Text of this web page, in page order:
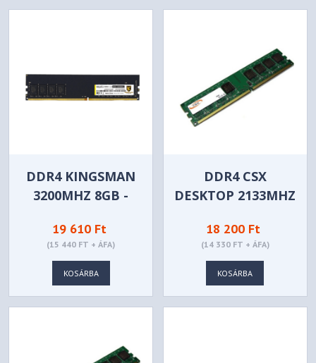
DDR4 KINGSMAN
3200MHZ 8GB -
19 610 Ft
(15 440 FT + ÁFA)
KOSÁRBA
DDR4 CSX
DESKTOP 2133MHZ
CSXD4LO2133-1R8-
8GB
18 200 Ft
(14 330 FT + ÁFA)
KOSÁRBA